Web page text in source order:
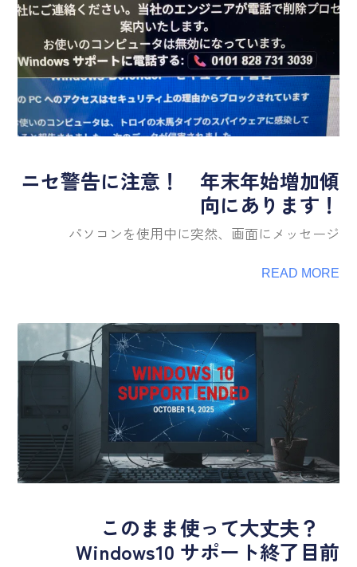
ニセ警告に注意！ 年末年始増加傾
向にあります！
パソコンを使用中に突然、画面にメッセージ
READ MORE
このまま使って大丈夫？
Windows10 サポート終了目前